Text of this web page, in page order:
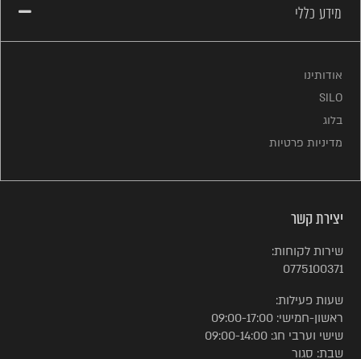
מידע כללי
אודותינו
SILO
בלוג
מדיניות פרטיות
יצירת קשר
שירות לקוחות:
0775100371
שעות פעילות:
ראשון-חמישי: 09:00-17:00
שישי וערבי חג: 09:00-14:00
שבת: סגור